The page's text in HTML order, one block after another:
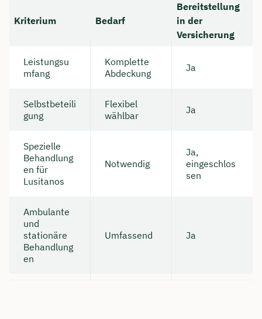
Kriterium Bedarf
Bereitstellung
in der
Versicherung
Leistungsu
mfang
Komplette
Abdeckung
Ja
Selbstbeteili
gung
Flexibel
wählbar
Ja
Spezielle
Behandlung
en für
Lusitanos
Notwendig
Ja,
eingeschlos
sen
Ambulante
und
stationäre
Behandlung
en
Umfassend Ja
Jetzt persönliches
Beratungsgespräch mit Jonas